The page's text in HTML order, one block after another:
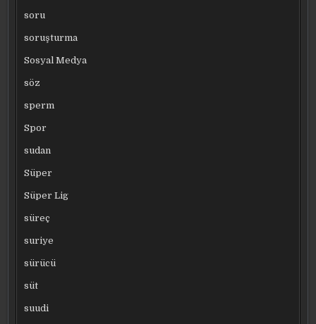
soru
soruşturma
Sosyal Medya
söz
sperm
Spor
sudan
Süper
Süper Lig
süreç
suriye
sürücü
süt
suudi